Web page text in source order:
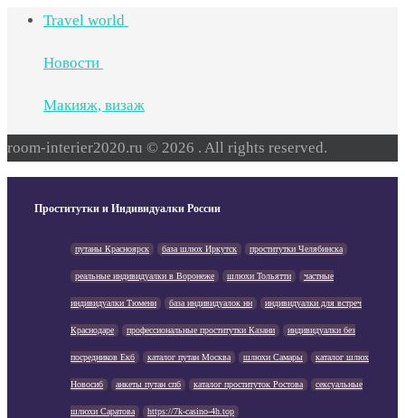
Travel world
Новости
Макияж, визаж
room-interier2020.ru © 2026 . All rights reserved.
Проститутки и Индивидуалки России
путаны Красноярск база шлюх Иркутск проститутки Челябинска
реальные индивидуалки в Воронеже шлюхи Тольятти частные
индивидуалки Тюмени база индивидуалок нн индивидуалки для встреч
Краснодаре профессиональные проститутки Казани индивидуалки без
посредников Екб каталог путан Москва шлюхи Самары каталог шлюх
Новосиб анкеты путан спб каталог проституток Ростова сексуальные
шлюхи Саратова https://7k-casino-4h.top